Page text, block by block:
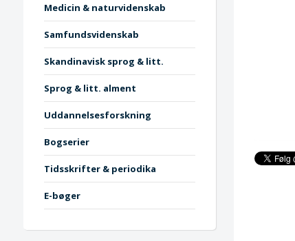
Medicin & naturvidenskab
Samfundsvidenskab
Skandinavisk sprog & litt.
Sprog & litt. alment
Uddannelsesforskning
Bogserier
Tidsskrifter & periodika
E-bøger